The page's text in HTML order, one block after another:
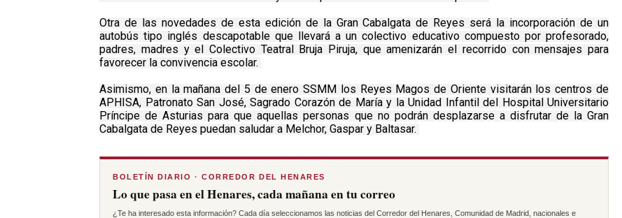
Otra de las novedades de esta edición de la Gran Cabalgata de Reyes será la incorporación de un
autobús tipo inglés descapotable que llevará a un colectivo educativo compuesto por profesorado,
padres, madres y el Colectivo Teatral Bruja Piruja, que amenizarán el recorrido con mensajes para
favorecer la convivencia escolar.
Asimismo, en la mañana del 5 de enero SSMM los Reyes Magos de Oriente visitarán los centros de
APHISA, Patronato San José, Sagrado Corazón de María y la Unidad Infantil del Hospital Universitario
Príncipe de Asturias para que aquellas personas que no podrán desplazarse a disfrutar de la Gran
Cabalgata de Reyes puedan saludar a Melchor, Gaspar y Baltasar.
BOLETÍN DIARIO · CORREDOR DEL HENARES
Lo que pasa en el Henares, cada mañana en tu correo
¿Te ha interesado esta información? Cada día seleccionamos las noticias del Corredor del Henares, Comunidad de Madrid, nacionales e